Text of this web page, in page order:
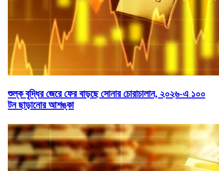
শুল্ক বৃদ্ধির জেরে ফের বাড়ছে সোনার চোরাচালান, ২০২৬-এ ১০০
টন ছাড়ানোর আশঙ্কা